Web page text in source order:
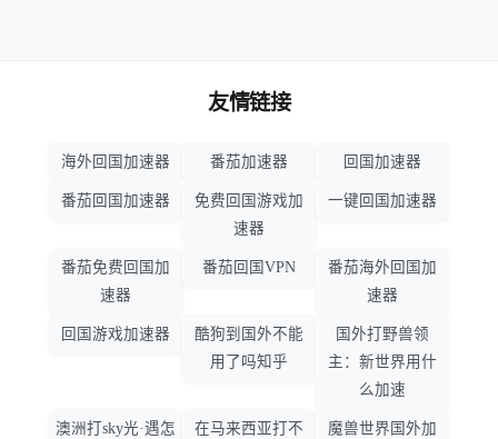
友情链接
海外回国加速器 番茄加速器 回国加速器
番茄回国加速器
免费回国游戏加
速器
一键回国加速器
番茄免费回国加
速器
番茄回国VPN
番茄海外回国加
速器
回国游戏加速器
酷狗到国外不能
用了吗知乎
国外打野兽领
主：新世界用什
么加速
澳洲打sky光·遇怎 在马来西亚打不 魔兽世界国外加